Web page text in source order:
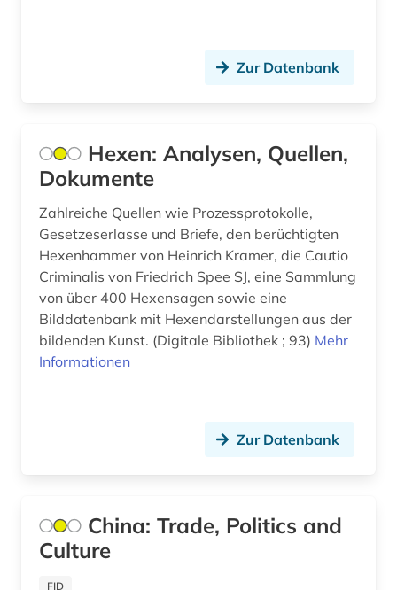
bauvorhaben (1)
bauzeichnung (1)
bayerisch schwaben (1)
bayerische motoren-werke (1)
bayerische staatsgemäldesammlungen (1)
belgische kultur (1)
Zypern (1)
Zur Datenbank
Hexen: Analysen, Quellen,
Dokumente
Zahlreiche Quellen wie Prozessprotokolle,
Gesetzeserlasse und Briefe, den berüchtigten
Hexenhammer von Heinrich Kramer, die Cautio
Criminalis von Friedrich Spee SJ, eine Sammlung
von über 400 Hexensagen sowie eine
Bilddatenbank mit Hexendarstellungen aus der
bildenden Kunst. (Digitale Bibliothek ; 93) Mehr
Informationen
Zur Datenbank
China: Trade, Politics and
Culture
FID